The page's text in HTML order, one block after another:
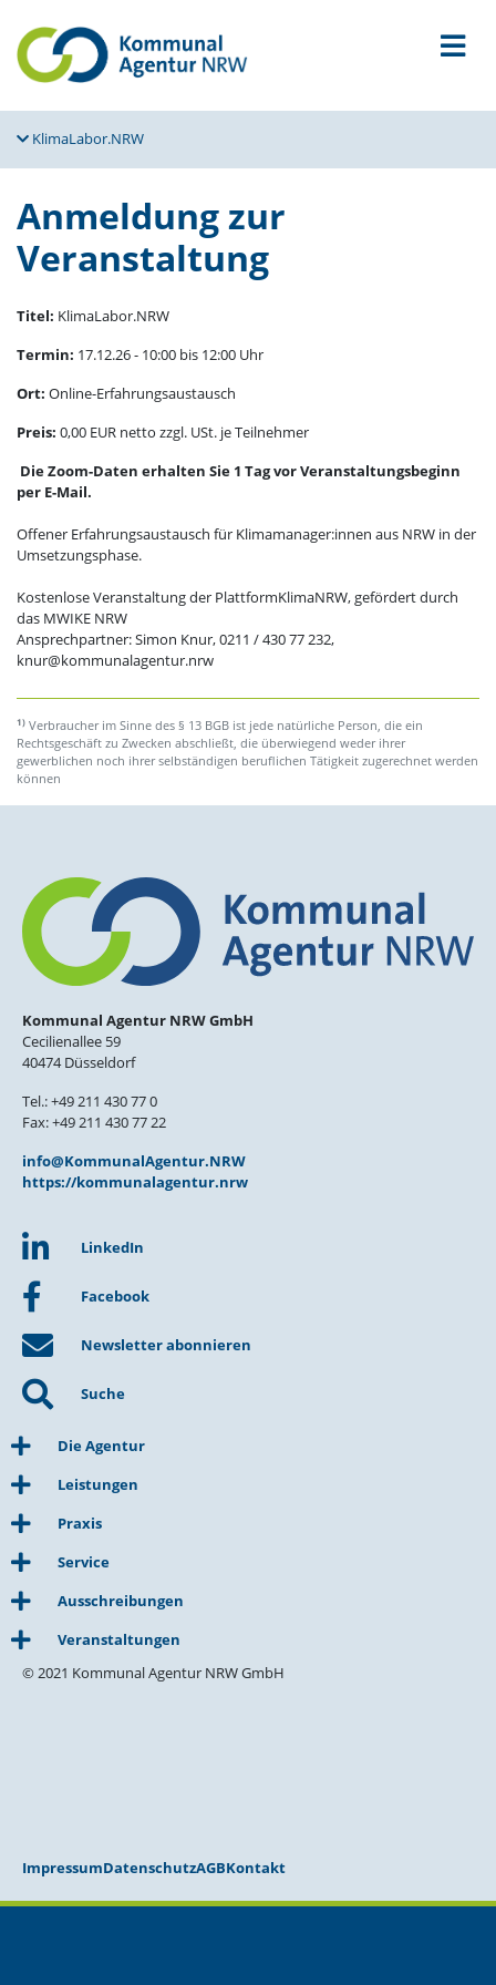
KlimaLabor.NRW
Anmeldung zur
Veranstaltung
Titel: KlimaLabor.NRW
Termin: 17.12.26 - 10:00 bis 12:00 Uhr
Ort: Online-Erfahrungsaustausch
Preis: 0,00 EUR netto zzgl. USt. je Teilnehmer
Die Zoom-Daten erhalten Sie 1 Tag vor Veranstaltungsbeginn
per E-Mail.
Offener Erfahrungsaustausch für Klimamanager:innen aus NRW in der
Umsetzungsphase.
Kostenlose Veranstaltung der PlattformKlimaNRW, gefördert durch
das MWIKE NRW
Ansprechpartner: Simon Knur, 0211 / 430 77 232,
knur@kommunalagentur.nrw
1) Verbraucher im Sinne des § 13 BGB ist jede natürliche Person, die ein
Rechtsgeschäft zu Zwecken abschließt, die überwiegend weder ihrer
gewerblichen noch ihrer selbständigen beruflichen Tätigkeit zugerechnet werden
können
Kommunal Agentur NRW GmbH
Cecilienallee 59
40474 Düsseldorf
Tel.: +49 211 430 77 0
Fax: +49 211 430 77 22
info@KommunalAgentur.NRW
https://kommunalagentur.nrw
LinkedIn
Facebook
Newsletter abonnieren
Suche
Die Agentur
Leistungen
Praxis
Service
Ausschreibungen
Veranstaltungen
© 2021 Kommunal Agentur NRW GmbH
ImpressumDatenschutzAGBKontakt